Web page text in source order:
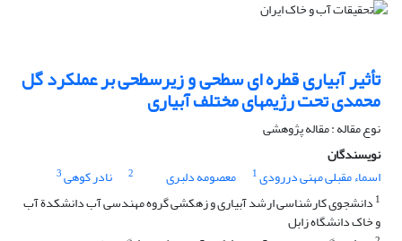
تأثیر آبیاری قطره ‏ای سطحی و زیر‏سطحی بر عملکرد گل
محمدی تحت رژیم‏های مختلف آبیاری
نوع مقاله : مقاله پژوهشی
نویسندگان
اسماء مقبلی مهنی دررودی1 معصومه دلبری 2 نادر کوهی3
1 دانشجوی کارشناسی ارشد آبیاری و زهکشی گروه مهندسی آب دانشکدة آب‌
و خاک دانشگاه زابل